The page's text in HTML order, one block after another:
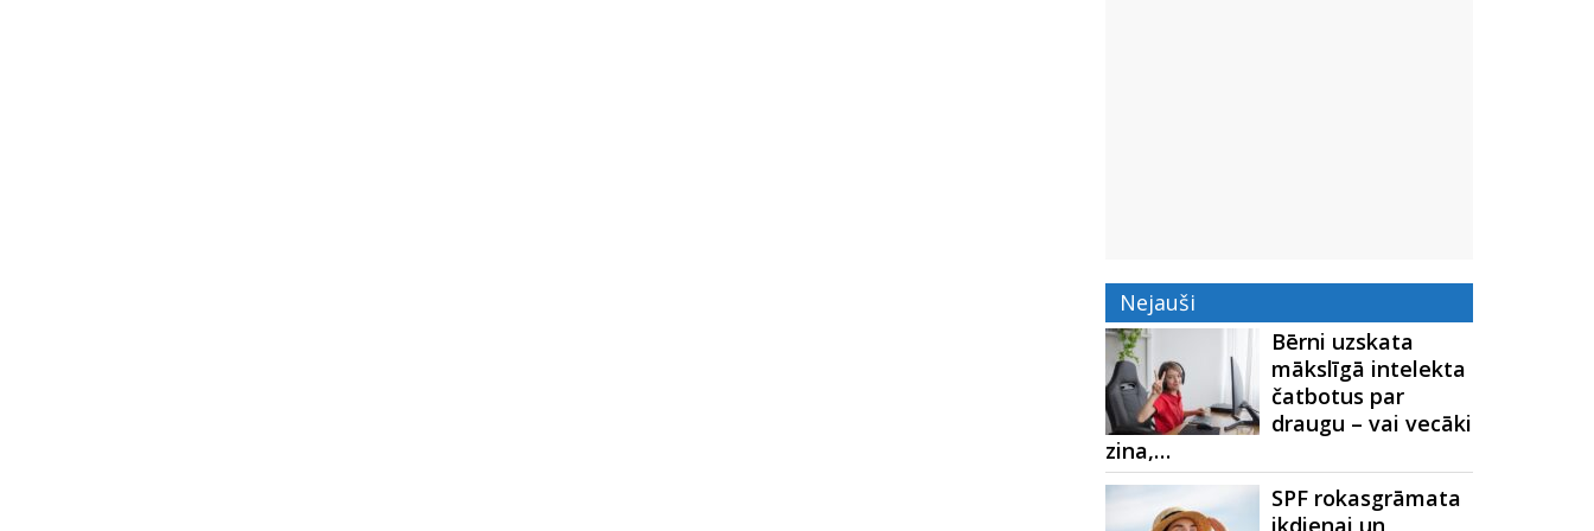
Nejauši
Bērni uzskata
mākslīgā intelekta
čatbotus par
draugu – vai vecāki
zina,…
SPF rokasgrāmata
ikdienai un